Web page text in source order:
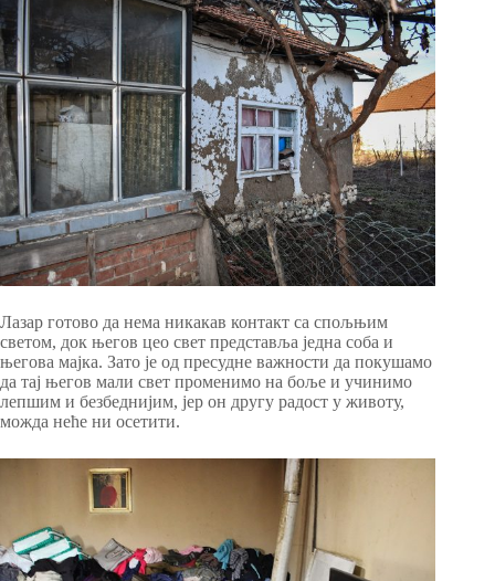
Лазар готово да нема никакав контакт са спољњим
светом, док његов цео свет представља једна соба и
његова мајка. Зато је од пресудне важности да покушамо
да тај његов мали свет променимо на боље и учинимо
лепшим и безбеднијим, јер он другу радост у животу,
можда неће ни осетити.